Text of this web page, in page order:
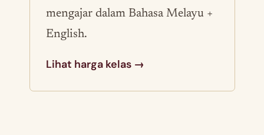
mengajar dalam Bahasa Melayu +
English.
Lihat harga kelas →